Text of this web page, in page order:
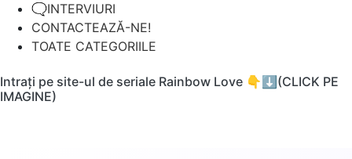
🗨️INTERVIURI
CONTACTEAZĂ-NE!
TOATE CATEGORIILE
Intrați pe site-ul de seriale Rainbow Love 👇⬇️(CLICK PE
IMAGINE)